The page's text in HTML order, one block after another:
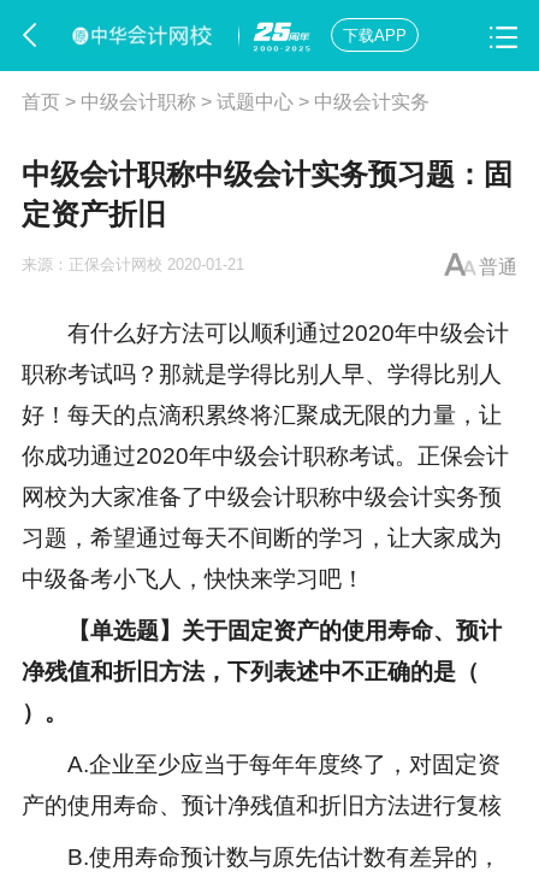
下载APP
首页> 中级会计职称> 试题中心> 中级会计实务
中级会计职称中级会计实务预习题：固
定资产折旧
普通
来源： 正保会计网校 2020-01-21
有什么好方法可以顺利通过2020年中级会计
职称考试吗？那就是学得比别人早、学得比别人
好！每天的点滴积累终将汇聚成无限的力量，让
你成功通过2020年中级会计职称考试。正保会计
网校为大家准备了中级会计职称中级会计实务预
习题，希望通过每天不间断的学习，让大家成为
中级备考小飞人，快快来学习吧！
【单选题】关于固定资产的使用寿命、预计
净残值和折旧方法，下列表述中不正确的是（
）。
A.企业至少应当于每年年度终了，对固定资
产的使用寿命、预计净残值和折旧方法进行复核
B.使用寿命预计数与原先估计数有差异的，